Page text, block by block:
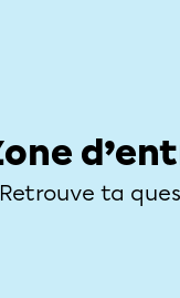
Retrouve ta